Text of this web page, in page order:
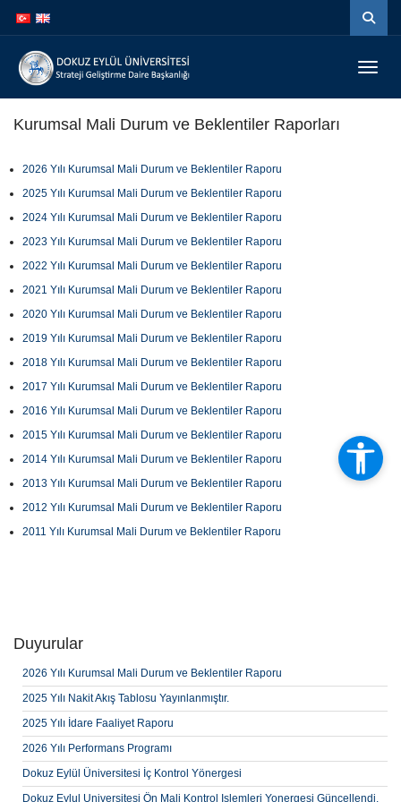
atla
atla
Kurumsal Mali Durum ve Beklentiler Raporları
2026 Yılı Kurumsal Mali Durum ve Beklentiler Raporu
2025 Yılı Kurumsal Mali Durum ve Beklentiler Raporu
2024 Yılı Kurumsal Mali Durum ve Beklentiler Raporu
2023 Yılı Kurumsal Mali Durum ve Beklentiler Raporu
2022 Yılı Kurumsal Mali Durum ve Beklentiler Raporu
2021 Yılı Kurumsal Mali Durum ve Beklentiler Raporu
2020 Yılı Kurumsal Mali Durum ve Beklentiler Raporu
2019 Yılı Kurumsal Mali Durum ve Beklentiler Raporu
2018 Yılı Kurumsal Mali Durum ve Beklentiler Raporu
2017 Yılı Kurumsal Mali Durum ve Beklentiler Raporu
2016 Yılı Kurumsal Mali Durum ve Beklentiler Raporu
2015 Yılı Kurumsal Mali Durum ve Beklentiler Raporu
2014 Yılı Kurumsal Mali Durum ve Beklentiler Raporu
2013 Yılı Kurumsal Mali Durum ve Beklentiler Raporu
2012 Yılı Kurumsal Mali Durum ve Beklentiler Raporu
2011 Yılı Kurumsal Mali Durum ve Beklentiler Raporu
Duyurular
2026 Yılı Kurumsal Mali Durum ve Beklentiler Raporu
2025 Yılı Nakit Akış Tablosu Yayınlanmıştır.
2025 Yılı İdare Faaliyet Raporu
2026 Yılı Performans Programı
Dokuz Eylül Üniversitesi İç Kontrol Yönergesi
Dokuz Eylul Universitesi Ön Mali Kontrol Islemleri Yonergesi Güncellendi.